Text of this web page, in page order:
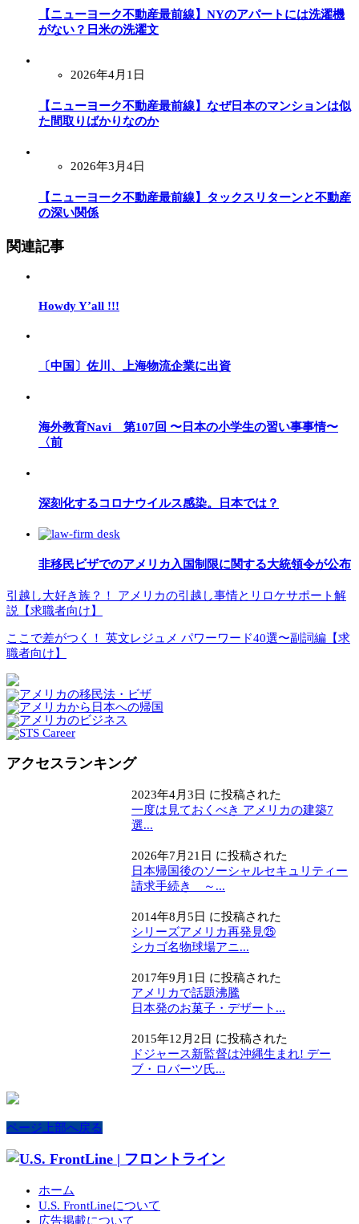
【ニューヨーク不動産最前線】NYのアパートには洗濯機
がない？日米の洗濯文
2026年4月1日
【ニューヨーク不動産最前線】なぜ日本のマンションは似
た間取りばかりなのか
2026年3月4日
【ニューヨーク不動産最前線】タックスリターンと不動産
の深い関係
関連記事
Howdy Y’all !!!
〔中国〕佐川、上海物流企業に出資
海外教育Navi 第107回 〜日本の小学生の習い事事情〜
〈前
深刻化するコロナウイルス感染。日本では？
非移民ビザでのアメリカ入国制限に関する大統領令が公布
引越し大好き族？！ アメリカの引越し事情とリロケサポート解
説【求職者向け】
ここで差がつく！ 英文レジュメ パワーワード40選〜副詞編【求
職者向け】
アクセスランキング
2023年4月3日 に投稿された
一度は見ておくべき アメリカの建築7
選...
2026年7月21日 に投稿された
日本帰国後のソーシャルセキュリティー
請求手続き ～...
2014年8月5日 に投稿された
シリーズアメリカ再発見㉕
シカゴ名物球場アニ...
2017年9月1日 に投稿された
アメリカで話題沸騰
日本発のお菓子・デザート...
2015年12月2日 に投稿された
ドジャース新監督は沖縄生まれ! デー
ブ・ロバーツ氏...
ページ上部へ戻る
ホーム
U.S. FrontLineについて
広告掲載について